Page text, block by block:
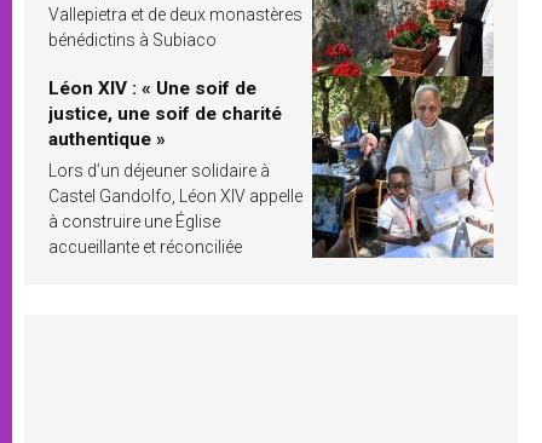
Vallepietra et de deux monastères
bénédictins à Subiaco
Léon XIV : « Une soif de
justice, une soif de charité
authentique »
Lors d’un déjeuner solidaire à
Castel Gandolfo, Léon XIV appelle
à construire une Église
accueillante et réconciliée